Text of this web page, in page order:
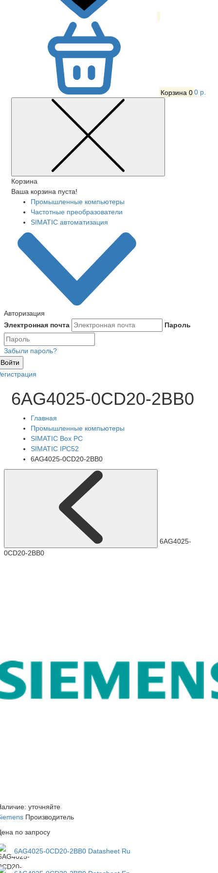
Корзина 00 р.
Корзина
Ваша корзина пуста!
Промышленные компьютеры
Частотные преобразователи
SIMATIC автоматизация
Авторизация
Электронная почта
Пароль
Забыли пароль?
Войти
6AG4025-0CD20-2BB0
Главная
Промышленные компьютеры
SIMATIC Box PC
SIMATIC IPC52
6AG4025-0CD20-2BB0
6AG4025-
0CD20-2BB0
уточняйте
Производитель
по запросу
6AG4025-0CD20-2BB0 Datasheet Ru